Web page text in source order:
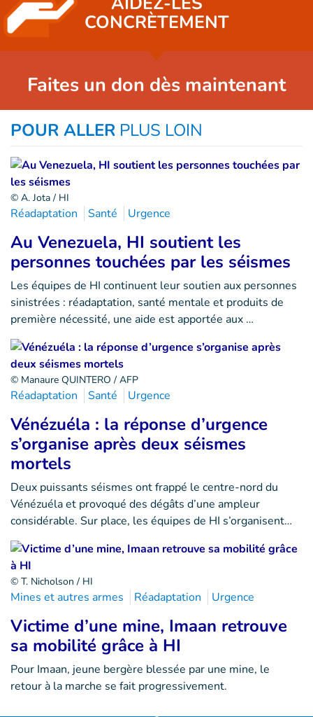
CONCRÈTEMENT
Faites un don dès maintenant
POUR ALLER PLUS LOIN
© A. Jota / HI
Réadaptation Santé Urgence
Au Venezuela, HI soutient les
personnes touchées par les séismes
Les équipes de HI continuent leur soutien aux personnes
sinistrées : réadaptation, santé mentale et produits de
première nécessité, une aide est apportée aux …
© Manaure QUINTERO / AFP
Réadaptation Santé Urgence
Vénézuéla : la réponse d’urgence
s’organise après deux séismes
mortels
Deux puissants séismes ont frappé le centre-nord du
Vénézuéla et provoqué des dégâts d’une ampleur
considérable. Sur place, les équipes de HI s’organisent…
© T. Nicholson / HI
Mines et autres armes Réadaptation Urgence
Victime d’une mine, Imaan retrouve
sa mobilité grâce à HI
Pour Imaan, jeune bergère blessée par une mine, le
retour à la marche se fait progressivement.